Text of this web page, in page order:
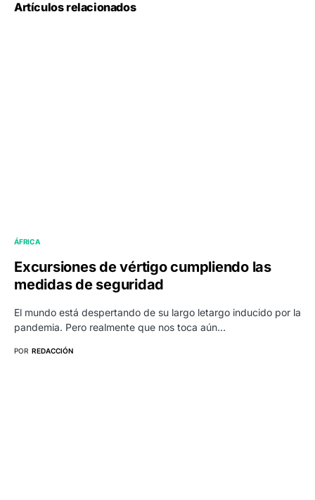
Artículos relacionados
ÁFRICA
Excursiones de vértigo cumpliendo las
medidas de seguridad
El mundo está despertando de su largo letargo inducido por la
pandemia. Pero realmente que nos toca aún…
POR REDACCIÓN